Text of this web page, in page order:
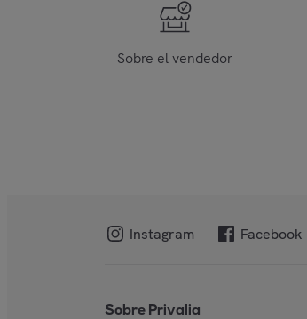
Sobre el vendedor
Instagram Facebook
Sobre Privalia